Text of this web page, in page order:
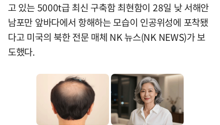
고 있는 5000t급 최신 구축함 최현함이 28일 낮 서해안
남포만 앞바다에서 항해하는 모습이 인공위성에 포착됐
다고 미국의 북한 전문 매체 NK 뉴스(NK NEWS)가 보
도했다.